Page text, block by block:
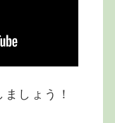
しょう！